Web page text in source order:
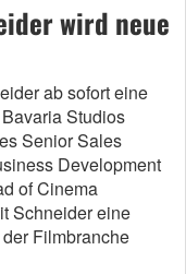
wird neue
ab sofort eine
Studios
Senior Sales
Development
of Cinema
Schneider eine
Filmbranche